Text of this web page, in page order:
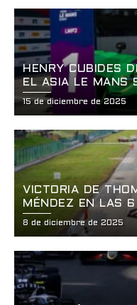
HENRY CUBIDES
EL ASIA LE MANS
15 de diciembre de 2025
VICTORIA DE
MÉNDEZ EN LAS
8 de diciembre de 2025